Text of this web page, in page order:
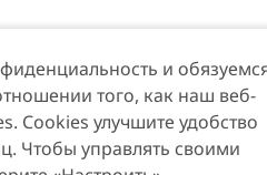
и
того, как наш веб-
Cookies улучшите удобство
Чтобы управлять своими